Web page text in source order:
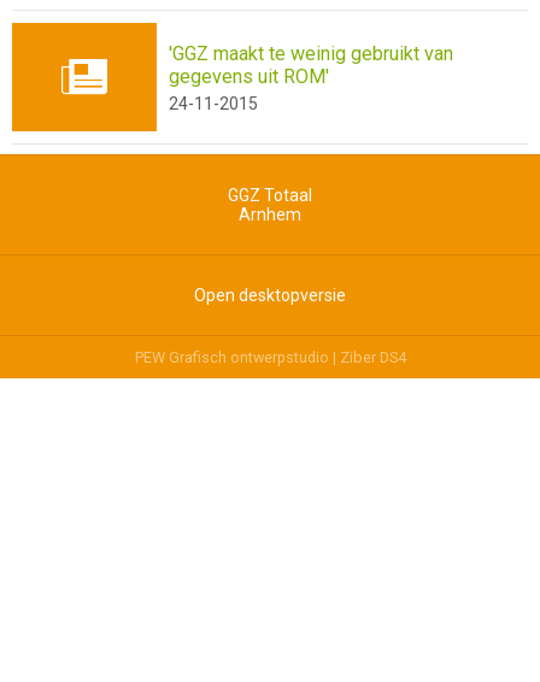
'GGZ maakt te weinig gebruikt van
gegevens uit ROM'
24-11-2015
GGZ Totaal
Arnhem
Open desktopversie
PEW Grafisch ontwerpstudio | Ziber DS4